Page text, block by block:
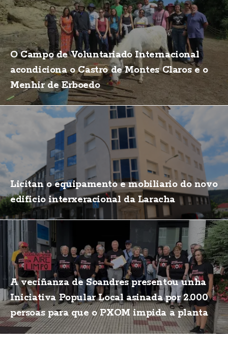
O Campo de Voluntariado Internacional
acondiciona o Castro de Montes Claros e o
Menhir de Erboedo
Licitan o equipamento e mobiliario do novo
edificio interxeracional da Laracha
A veciñanza de Soandres presentou unha
Iniciativa Popular Local asinada por 2.000
persoas para que o PXOM impida a planta
de biogás